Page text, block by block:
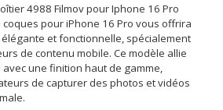
4988 Filmov pour Iphone 16 Pro
coques pour iPhone 16 Pro vous offrira
et fonctionnelle, spécialement
de contenu mobile. Ce modèle allie
une finition haut de gamme,
de capturer des photos et vidéos